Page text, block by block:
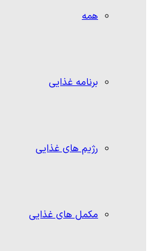
همه
برنامه غذایی
رژیم های غذایی
مکمل های غذایی